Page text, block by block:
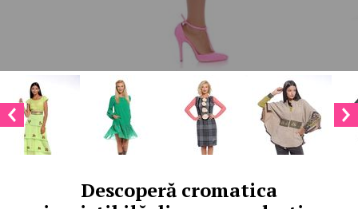
Descoperă cromatica